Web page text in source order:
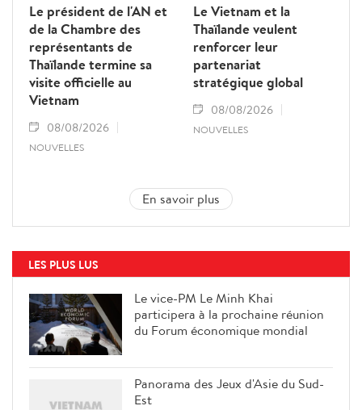
Le président de l'AN et
de la Chambre des
représentants de
Thaïlande termine sa
visite officielle au
Vietnam
08/08/2026
NOUVELLES
Le Vietnam et la
Thaïlande veulent
renforcer leur
partenariat
stratégique global
08/08/2026
NOUVELLES
En savoir plus
LES PLUS LUS
Le vice-PM Le Minh Khai
participera à la prochaine réunion
du Forum économique mondial
Panorama des Jeux d'Asie du Sud-
Est